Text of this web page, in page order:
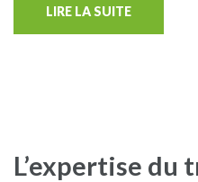
LIRE LA SUITE
L’expertise du